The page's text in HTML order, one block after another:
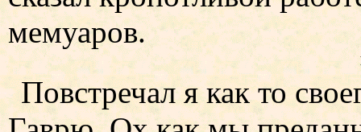
мемуаров.
Повстречал я как то